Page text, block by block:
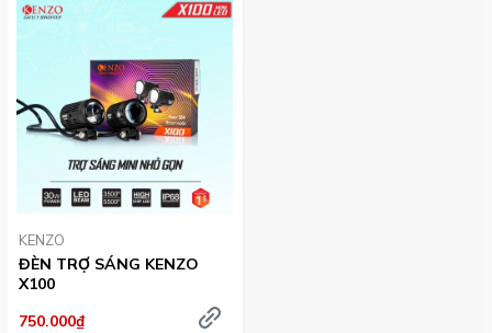
KENZO
ĐÈN TRỢ SÁNG KENZO
X100
750.000₫